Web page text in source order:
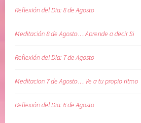
Reflexión del Dia: 8 de Agosto
Meditación 8 de Agosto… Aprende a decir Si
Reflexión del Dia: 7 de Agosto
Meditacion 7 de Agosto… Ve a tu propio ritmo
Reflexión del Dia: 6 de Agosto